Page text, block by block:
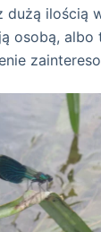
dużą ilością
osobą, albo